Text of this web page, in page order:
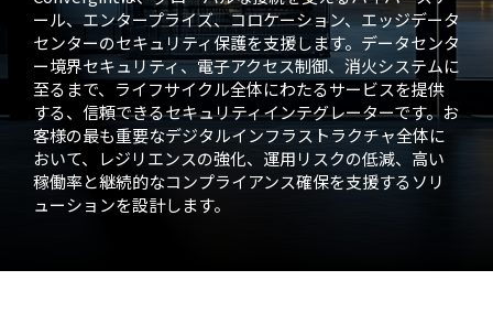
ール、エンタープライズ、コロケーション、エッジデータ
センターのセキュリティ保護を支援します。データセンタ
ー境界セキュリティ、電子アクセス制御、消火システムに
至るまで、ライフサイクル全体にわたるサービスを提供
する、信頼できるセキュリティインテグレーターです。お
客様の最も重要なデジタルインフラストラクチャ全体に
おいて、レジリエンスの強化、運用リスクの低減、高い
稼働率と継続的なコンプライアンス確保を支援するソリ
ューションを設計します。